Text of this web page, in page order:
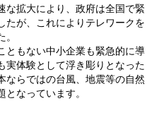
な拡大により、政府は全国で緊
たが、これによりテレワークを
ともない中小企業も緊急的に導
実体験として浮き彫りとなった
ならではの台風、地震等の自然
なっています。